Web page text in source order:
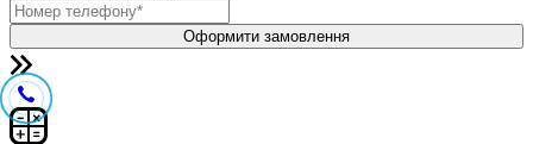
Оформити замовлення